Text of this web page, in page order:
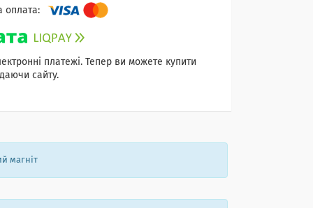
платежі. Тепер ви можете купити
сайту.
магніт